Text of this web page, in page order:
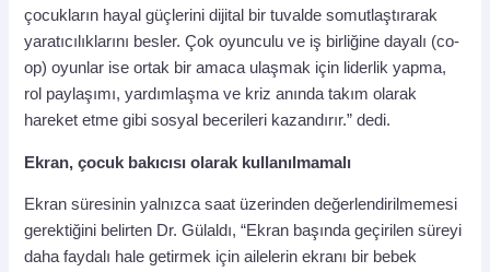
çocukların hayal güçlerini dijital bir tuvalde somutlaştırarak
yaratıcılıklarını besler. Çok oyunculu ve iş birliğine dayalı (co-
op) oyunlar ise ortak bir amaca ulaşmak için liderlik yapma,
rol paylaşımı, yardımlaşma ve kriz anında takım olarak
hareket etme gibi sosyal becerileri kazandırır.” dedi.
Ekran, çocuk bakıcısı olarak kullanılmamalı
Ekran süresinin yalnızca saat üzerinden değerlendirilmemesi
gerektiğini belirten Dr. Gülaldı, “Ekran başında geçirilen süreyi
daha faydalı hale getirmek için ailelerin ekranı bir bebek